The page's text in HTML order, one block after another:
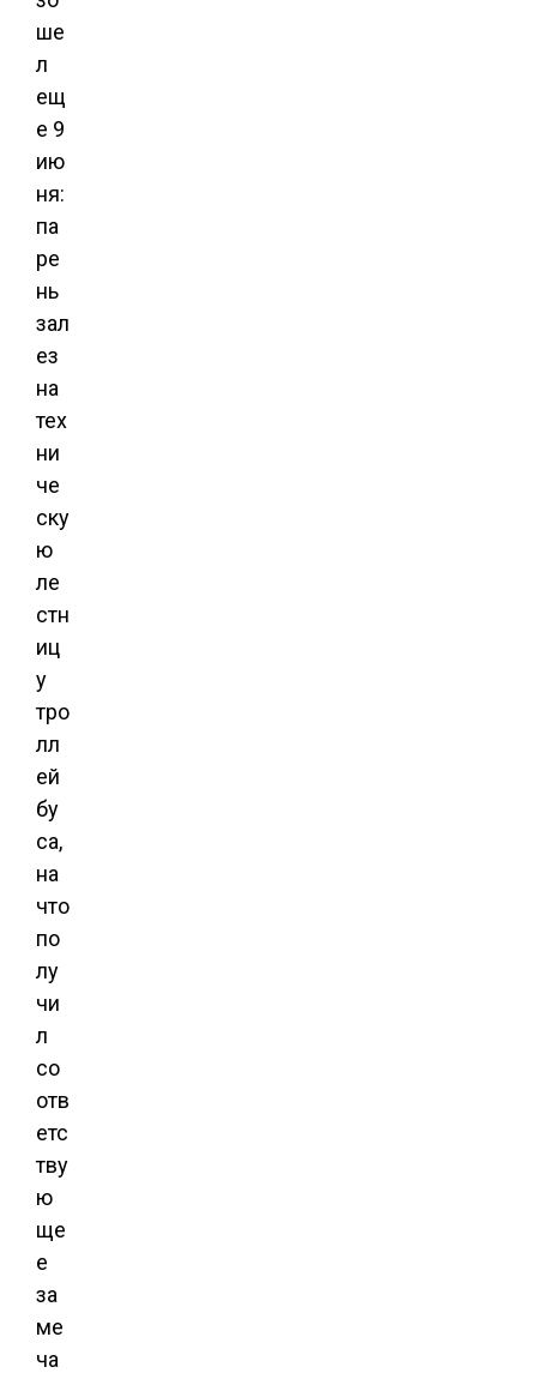
ше
л
ещ
е 9
ию
ня:
па
ре
нь
зал
ез
на
тех
ни
че
ску
ю
ле
стн
иц
у
тро
лл
ей
бу
са,
на
что
по
лу
чи
л
со
отв
етс
тву
ю
ще
е
за
ме
ча